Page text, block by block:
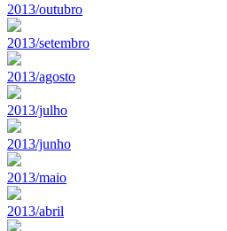
2013/outubro
2013/setembro
2013/agosto
2013/julho
2013/junho
2013/maio
2013/abril